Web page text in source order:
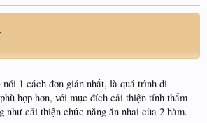
nói 1 cách đơn giản nhất, là quá trình di
hợp hơn, với mục đích cải thiện tính thẩm
như cải thiện chức năng ăn nhai của 2 hàm.